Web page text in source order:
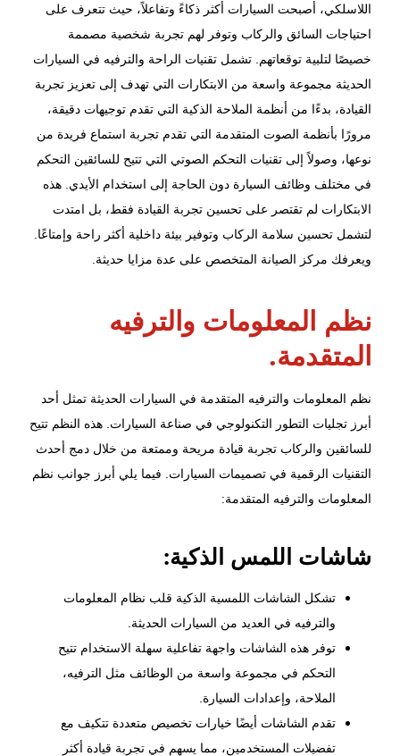
اللاسلكي، أصبحت السيارات أكثر ذكاءً وتفاعلاً، حيث تتعرف على
احتياجات السائق والركاب وتوفر لهم تجربة شخصية مصممة
خصيصًا لتلبية توقعاتهم. تشمل تقنيات الراحة والترفيه في السيارات
الحديثة مجموعة واسعة من الابتكارات التي تهدف إلى تعزيز تجربة
القيادة، بدءًا من أنظمة الملاحة الذكية التي تقدم توجيهات دقيقة،
مرورًا بأنظمة الصوت المتقدمة التي تقدم تجربة استماع فريدة من
نوعها، وصولاً إلى تقنيات التحكم الصوتي التي تتيح للسائقين التحكم
في مختلف وظائف السيارة دون الحاجة إلى استخدام الأيدي. هذه
الابتكارات لم تقتصر على تحسين تجربة القيادة فقط، بل امتدت
لتشمل تحسين سلامة الركاب وتوفير بيئة داخلية أكثر راحة وإمتاعًا.
ويعرفك مركز الصيانة المتخصص على عدة مزايا حديثة.
نظم المعلومات والترفيه
المتقدمة.
نظم المعلومات والترفيه المتقدمة في السيارات الحديثة تمثل أحد
أبرز تجليات التطور التكنولوجي في صناعة السيارات. هذه النظم تتيح
للسائقين والركاب تجربة قيادة مريحة وممتعة من خلال دمج أحدث
التقنيات الرقمية في تصميمات السيارات. فيما يلي أبرز جوانب نظم
المعلومات والترفيه المتقدمة:
شاشات اللمس الذكية:
تشكل الشاشات اللمسية الذكية قلب نظام المعلومات
والترفيه في العديد من السيارات الحديثة.
توفر هذه الشاشات واجهة تفاعلية سهلة الاستخدام تتيح
التحكم في مجموعة واسعة من الوظائف مثل الترفيه،
الملاحة، وإعدادات السيارة.
تقدم الشاشات أيضًا خيارات تخصيص متعددة تتكيف مع
تفضيلات المستخدمين، مما يسهم في تجربة قيادة أكثر